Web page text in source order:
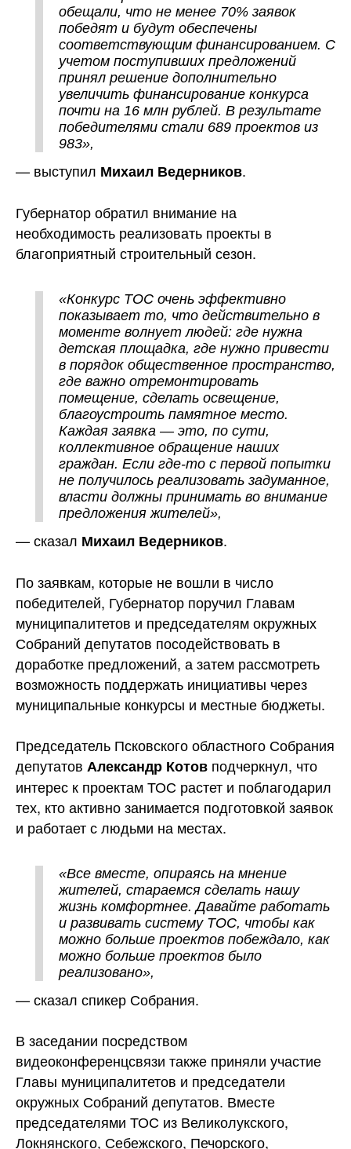
обещали, что не менее 70% заявок
победят и будут обеспечены
соответствующим финансированием. С
учетом поступивших предложений
принял решение дополнительно
увеличить финансирование конкурса
почти на 16 млн рублей. В результате
победителями стали 689 проектов из
983»,
— выступил Михаил Ведерников.
Губернатор обратил внимание на
необходимость реализовать проекты в
благоприятный строительный сезон.
«Конкурс ТОС очень эффективно
показывает то, что действительно в
моменте волнует людей: где нужна
детская площадка, где нужно привести
в порядок общественное пространство,
где важно отремонтировать
помещение, сделать освещение,
благоустроить памятное место.
Каждая заявка — это, по сути,
коллективное обращение наших
граждан. Если где-то с первой попытки
не получилось реализовать задуманное,
власти должны принимать во внимание
предложения жителей»,
— сказал Михаил Ведерников.
По заявкам, которые не вошли в число
победителей, Губернатор поручил Главам
муниципалитетов и председателям окружных
Собраний депутатов посодействовать в
доработке предложений, а затем рассмотреть
возможность поддержать инициативы через
муниципальные конкурсы и местные бюджеты.
Председатель Псковского областного Собрания
депутатов Александр Котов подчеркнул, что
интерес к проектам ТОС растет и поблагодарил
тех, кто активно занимается подготовкой заявок
и работает с людьми на местах.
«Все вместе, опираясь на мнение
жителей, стараемся сделать нашу
жизнь комфортнее. Давайте работать
и развивать систему ТОС, чтобы как
можно больше проектов побеждало, как
можно больше проектов было
реализовано»,
— сказал спикер Собрания.
В заседании посредством
видеоконференцсвязи также приняли участие
Главы муниципалитетов и председатели
окружных Собраний депутатов. Вместе
председателями ТОС из Великолукского,
Локнянского, Себежского, Печорского,